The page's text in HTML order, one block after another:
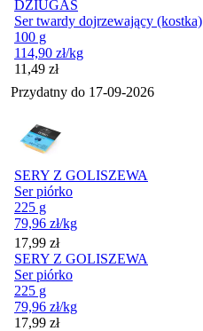
DŻIUGAS
Ser twardy dojrzewający (kostka)
100 g
114,90 zł/kg
Cena
11,49 zł
Przydatny do 17-09-2026
SERY Z GOLISZEWA
Ser piórko
225 g
79,96 zł/kg
Cena
17,99 zł
SERY Z GOLISZEWA
Ser piórko
225 g
79,96 zł/kg
Cena
17,99 zł